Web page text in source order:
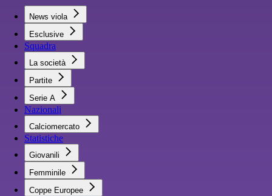
News viola
Esclusive
Squadra
La società
Partite
Serie A
Nazionali
Calciomercato
Statistiche
Giovanili
Femminile
Coppe Europee